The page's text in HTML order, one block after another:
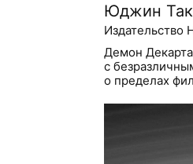
Юджин
Издательство
Демон
с
о пределах